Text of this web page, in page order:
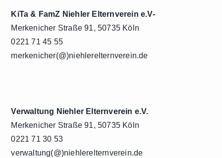
KiTa & FamZ Niehler Elternverein e.V-
Merkenicher Straße 91, 50735 Köln
0221 71 45 55
merkenicher(@)niehlerelternverein.de
Verwaltung Niehler Elternverein e.V.
Merkenicher Straße 91, 50735 Köln
0221 71 30 53
verwaltung(@)niehlerelternverein.de